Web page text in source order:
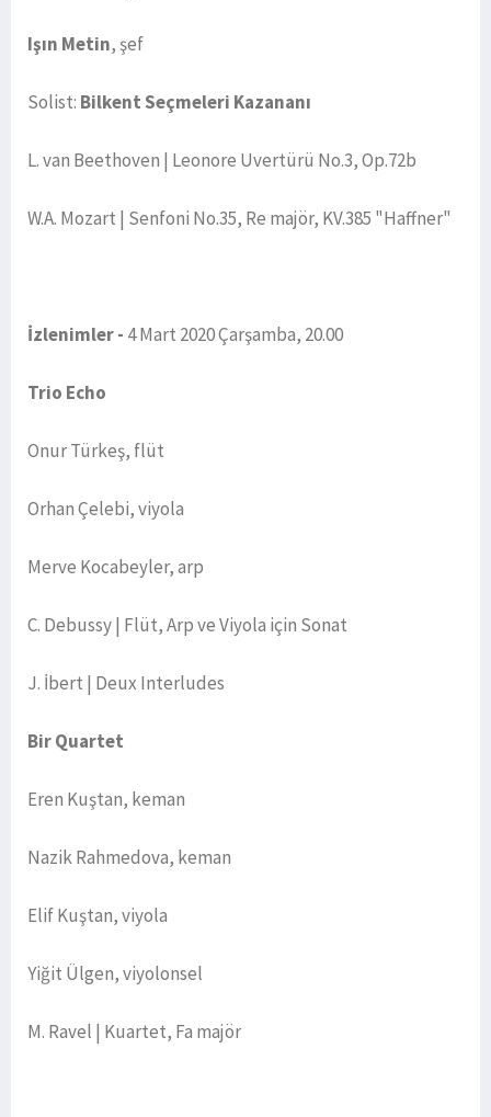
Işın Metin, şef
Solist: Bilkent Seçmeleri Kazananı
L. van Beethoven | Leonore Uvertürü No.3, Op.72b
W.A. Mozart | Senfoni No.35, Re majör, KV.385 "Haffner"
İzlenimler - 4 Mart 2020 Çarşamba, 20.00
Trio Echo
Onur Türkeş, flüt
Orhan Çelebi, viyola
Merve Kocabeyler, arp
C. Debussy | Flüt, Arp ve Viyola için Sonat
J. İbert | Deux Interludes
Bir Quartet
Eren Kuştan, keman
Nazik Rahmedova, keman
Elif Kuştan, viyola
Yiğit Ülgen, viyolonsel
M. Ravel | Kuartet, Fa majör